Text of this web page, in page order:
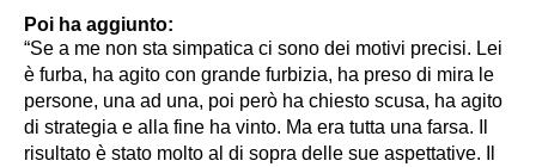
Poi ha aggiunto:
“Se a me non sta simpatica ci sono dei motivi precisi. Lei
è furba, ha agito con grande furbizia, ha preso di mira le
persone, una ad una, poi però ha chiesto scusa, ha agito
di strategia e alla fine ha vinto. Ma era tutta una farsa. Il
risultato è stato molto al di sopra delle sue aspettative. Il